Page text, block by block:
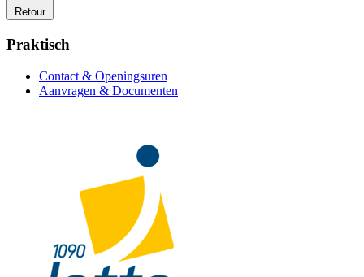
Retour
Praktisch
Contact & Openingsuren
Aanvragen & Documenten